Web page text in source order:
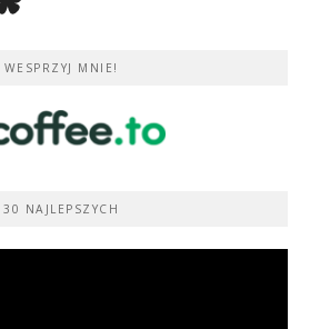
WESPRZYJ MNIE!
30 NAJLEPSZYCH